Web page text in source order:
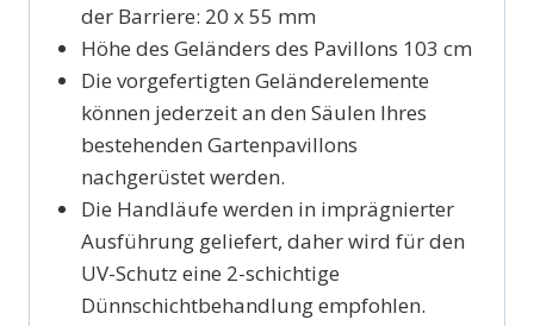
der Barriere: 20 x 55 mm
Höhe des Geländers des Pavillons 103 cm
Die vorgefertigten Geländerelemente
können jederzeit an den Säulen Ihres
bestehenden Gartenpavillons
nachgerüstet werden.
Die Handläufe werden in imprägnierter
Ausführung geliefert, daher wird für den
UV-Schutz eine 2-schichtige
Dünnschichtbehandlung empfohlen.